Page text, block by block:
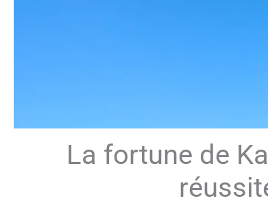
La fortune de